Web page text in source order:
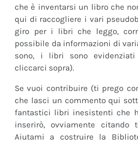
che è inventarsi un libro che
qui di raccogliere i vari
giro per i libri che leggo,
possibile da informazioni di
sono, i libri sono
cliccarci sopra).
Se vuoi contribuire (ti prego
che lasci un commento qui
fantastici libri inesistenti che
inserirò, ovviamente
Aiutami a costruire la